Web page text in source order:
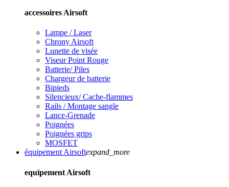
accessoires Airsoft
Lampe / Laser
Chrony Airsoft
Lunette de visée
Viseur Point Rouge
Batterie/ Piles
Chargeur de batterie
Bipieds
Silencieux/ Cache-flammes
Rails / Montage sangle
Lance-Grenade
Poignées
Poignées grips
MOSFET
équipement Airsoftexpand_more
equipement Airsoft